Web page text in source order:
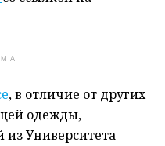
, в отличие от других
одежды,
из Университета